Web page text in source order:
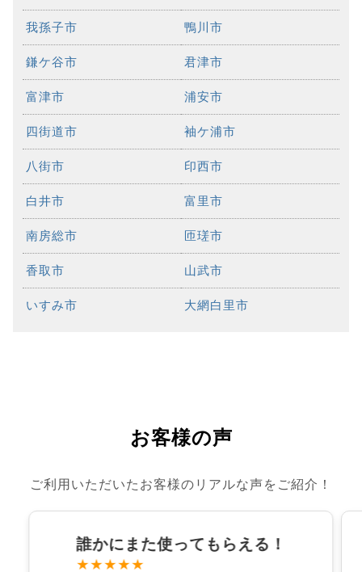
我孫子市 鴨川市
鎌ケ谷市 君津市
富津市 浦安市
四街道市 袖ケ浦市
八街市 印西市
白井市 富里市
南房総市 匝瑳市
香取市 山武市
いすみ市 大網白里市
お客様の声
ご利用いただいたお客様のリアルな声をご紹介！
誰かにまた使ってもらえる！
★★★★★